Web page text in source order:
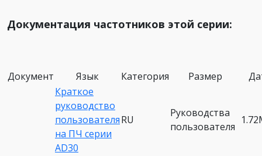
Документация частотников этой серии:
Документ Язык Категория Размер
Краткое
руководство
пользователя
на ПЧ серии
AD30
RU
Руководства
пользователя